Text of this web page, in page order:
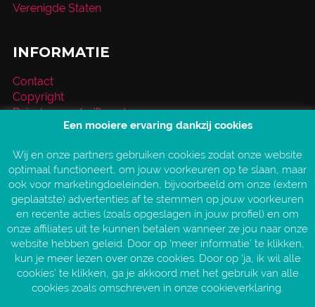
Verenigde Staten
INFORMATIE
Contact
Copyright
Reischeque / giftcard
Over VakantieXperts
Service en vragen
Vind jouw VakantieXpert
Vacatures
AANGESLOTEN BIJ:
Een mooiere ervaring dankzij cookies
Wij en onze partners gebruiken cookies zodat onze website
optimaal functioneert, om jouw voorkeuren op te slaan, maar
ook voor marketingdoeleinden, bijvoorbeeld om onze (extern
geplaatste) advertenties af te stemmen op jouw voorkeuren
en recente acties (zoals opgeslagen in jouw profiel) en om
onze affiliates uit te kunnen betalen wanneer ze jou naar onze
website hebben geleid. Door op ‘meer informatie’ te klikken,
kun je meer lezen over onze cookies. Door op ‘ja, ik wil alle
cookies’ te klikken, ga je akkoord met het gebruik van alle
cookies zoals omschreven in onze cookieverklaring.